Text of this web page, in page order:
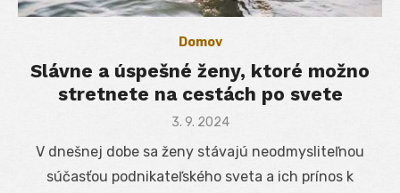
Domov
Slávne a úspešné ženy, ktoré možno
stretnete na cestách po svete
Posted
3. 9. 2024
V dnešnej dobe sa ženy stávajú neodmysliteľnou
súčasťou podnikateľského sveta a ich prínos k